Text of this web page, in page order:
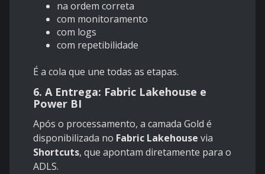
na ordem correta
com monitoramento
com logs
com repetibilidade
É a cola que une todas as etapas.
6. A Entrega: Fabric Lakehouse e
Power BI
Após o processamento, a camada Gold é
disponibilizada no Fabric Lakehouse via
Shortcuts, que apontam diretamente para o
ADLS.